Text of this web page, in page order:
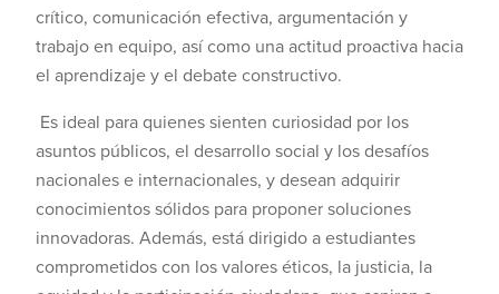
crítico, comunicación efectiva, argumentación y
trabajo en equipo, así como una actitud proactiva hacia
el aprendizaje y el debate constructivo.
Es ideal para quienes sienten curiosidad por los
asuntos públicos, el desarrollo social y los desafíos
nacionales e internacionales, y desean adquirir
conocimientos sólidos para proponer soluciones
innovadoras. Además, está dirigido a estudiantes
comprometidos con los valores éticos, la justicia, la